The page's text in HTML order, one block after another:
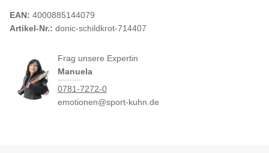
EAN: 4000885144079
Artikel-Nr.: donic-schildkrot-714407
Frag unsere Expertin
Manuela
0781-7272-0
emotionen@sport-kuhn.de